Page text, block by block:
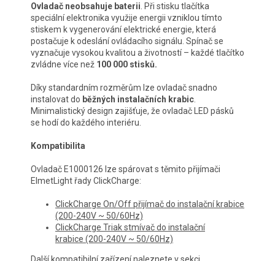
Ovladač neobsahuje baterii . Při stisku tlačítka
speciální elektronika využije energii vzniklou tímto
stiskem k vygenerování elektrické energie, která
postačuje k odeslání ovládacího signálu. Spínač se
vyznačuje vysokou kvalitou a životností – každé tlačítko
zvládne více než 100 000 stisků.
Díky standardním rozměrům lze ovladač snadno
instalovat do běžných instalačních krabic
Minimalistický design zajišťuje, že ovladač LED pásků
se hodí do každého interiéru.
Kompatibilita
OvladačE1000126 lze spárovat s těmito přijímači
ElmetLight řady ClickCharge:
ClickCharge On/Off přijímač do instalační krabice
(200-240V ~ 50/60Hz)
ClickCharge Triak stmívač do instalační
krabice (200-240V ~ 50/60Hz)
Další kompatibilní zařízení naleznete v sekci